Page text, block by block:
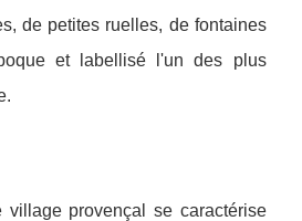
de petites ruelles, de fontaines
et labellisé l'un des plus
village provençal se caractérise